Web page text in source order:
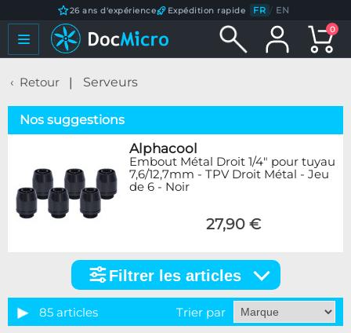
26 ans d'expérience Expédition rapide FR / EN
0
Retour Serveurs
Nos suggestions
Alphacool
Embout Métal Droit 1/4" pour tuyau
7,6/12,7mm - TPV Droit Métal - Jeu
de 6 - Noir
27,90 €
articles
Filtrer les articles
85 articles Trier par